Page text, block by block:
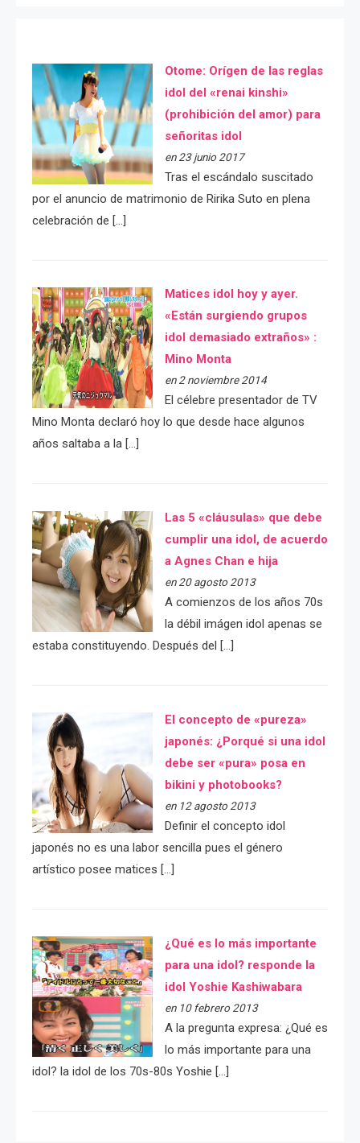
Otome: Orígen de las reglas
idol del «renai kinshi»
(prohibición del amor) para
señoritas idol
en 23 junio 2017
Tras el escándalo suscitado
por el anuncio de matrimonio de Ririka Suto en plena
celebración de […]
Matices idol hoy y ayer.
«Están surgiendo grupos
idol demasiado extraños» :
Mino Monta
en 2 noviembre 2014
El célebre presentador de TV
Mino Monta declaró hoy lo que desde hace algunos
años saltaba a la […]
Las 5 «cláusulas» que debe
cumplir una idol, de acuerdo
a Agnes Chan e hija
en 20 agosto 2013
A comienzos de los años 70s
la débil imágen idol apenas se
estaba constituyendo. Después del […]
El concepto de «pureza»
japonés: ¿Porqué si una idol
debe ser «pura» posa en
bikini y photobooks?
en 12 agosto 2013
Definir el concepto idol
japonés no es una labor sencilla pues el género
artístico posee matices […]
¿Qué es lo más importante
para una idol? responde la
idol Yoshie Kashiwabara
en 10 febrero 2013
A la pregunta expresa: ¿Qué es
lo más importante para una
idol? la idol de los 70s-80s Yoshie […]